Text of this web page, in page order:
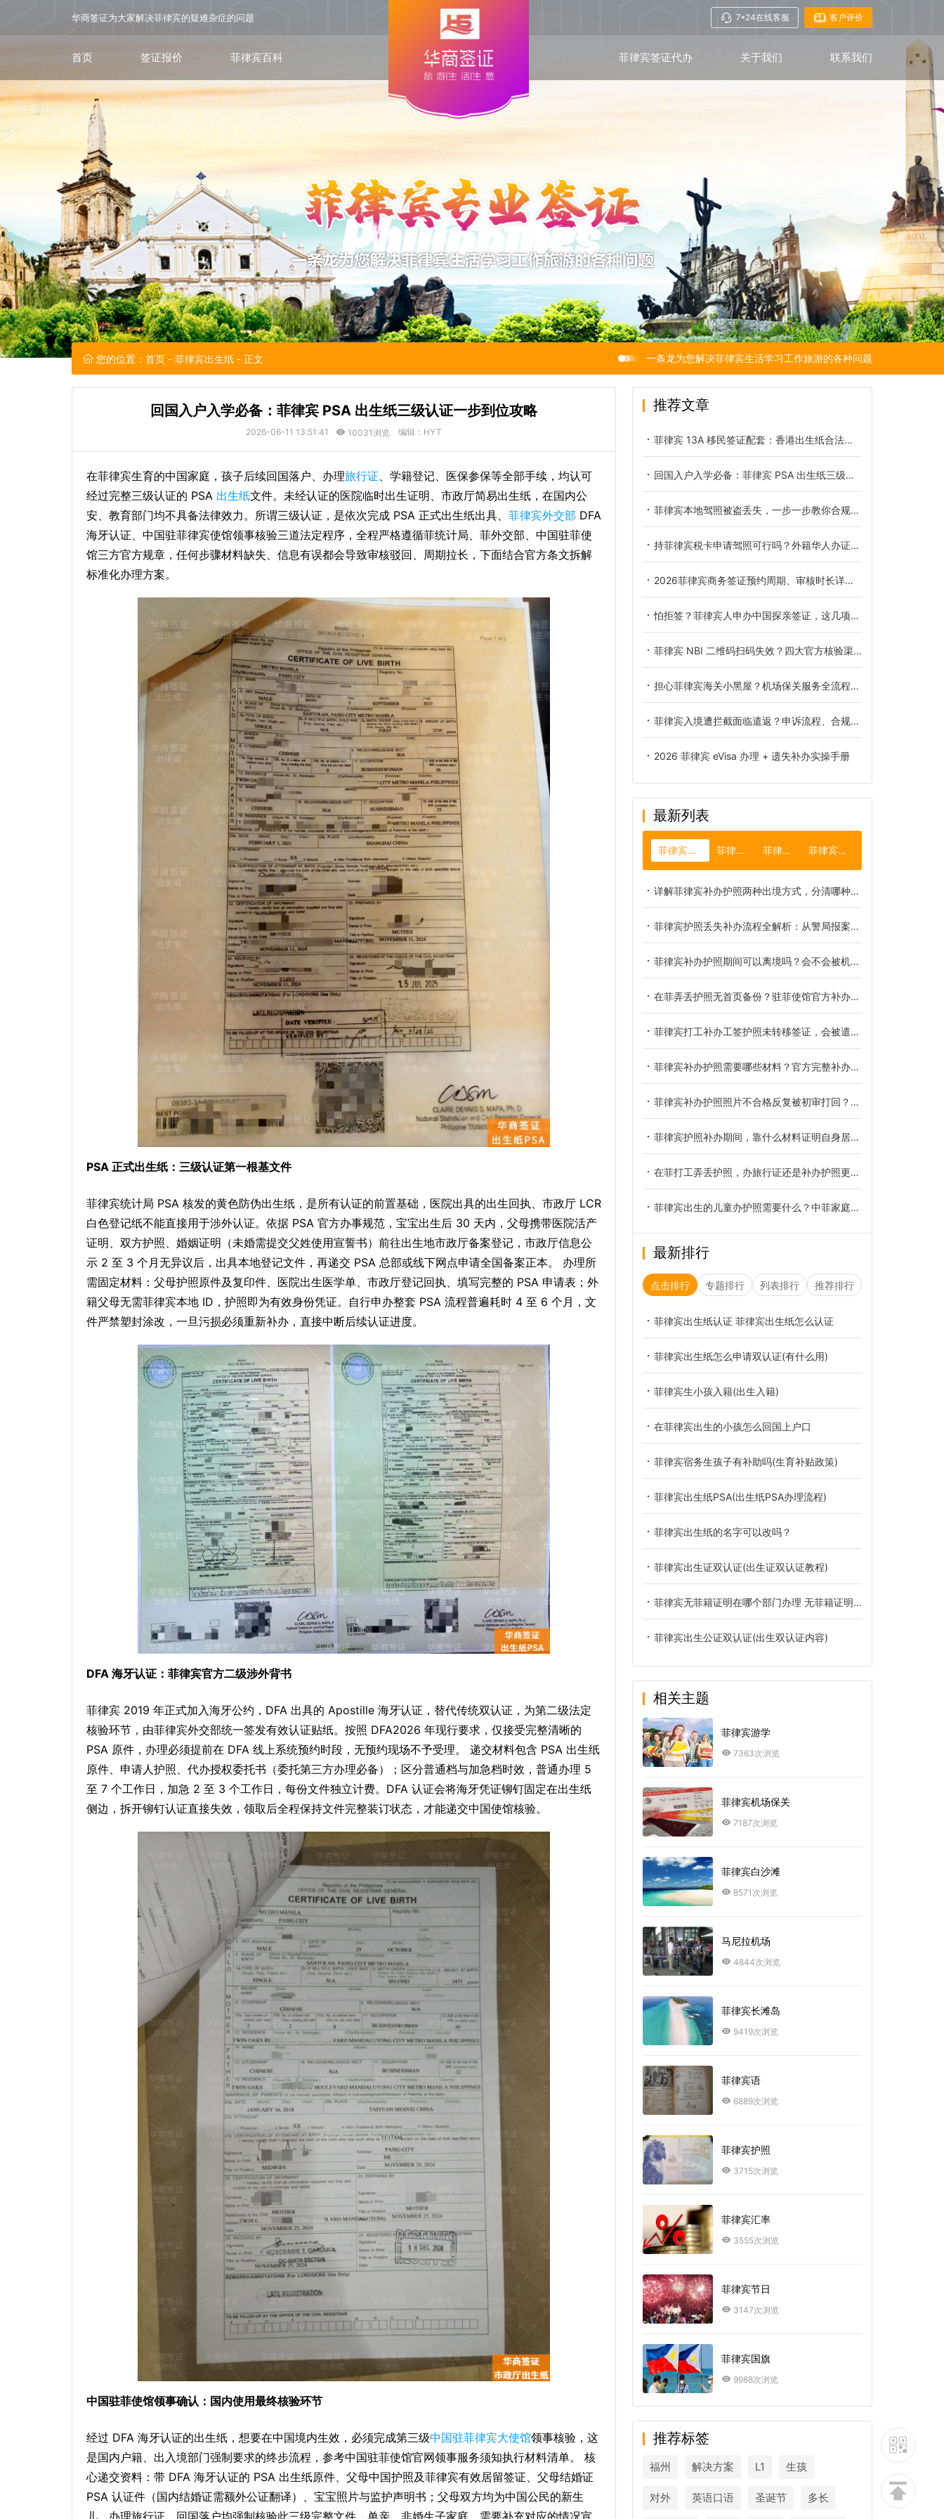
华商签证为大家解决菲律宾的疑难杂症的问题 7*24在线客服 客户评价
首页 签证报价 菲律宾百科 菲律宾签证代办 关于我们 联系我们
您的位置： 首页 - 菲律宾出生纸 - 正文 一条龙为您解决菲律宾生活学习工作旅游的各种问题
回国入户入学必备：菲律宾 PSA 出生纸三级认证一步到位攻略
2026-06-11 13:51:41 10031浏览 编辑：HYT
在菲律宾生育的中国家庭，孩子后续回国落户、办理旅行证、学籍登记、医保参保等全部手续，均认可
经过完整三级认证的 PSA 出生纸文件。未经认证的医院临时出生证明、市政厅简易出生纸，在国内公
安、教育部门均不具备法律效力。所谓三级认证，是依次完成 PSA 正式出生纸出具、 菲律宾外交部 DFA
海牙认证、中国驻菲律宾使馆领事核验三道法定程序，全程严格遵循菲统计局、菲外交部、中国驻菲使
馆三方官方规章，任何步骤材料缺失、信息有误都会导致审核驳回、周期拉长，下面结合官方条文拆解
标准化办理方案。
PSA 正式出生纸：三级认证第一根基文件
菲律宾统计局 PSA 核发的黄色防伪出生纸，是所有认证的前置基础，医院出具的出生回执、市政厅 LCR
白色登记纸不能直接用于涉外认证。依据 PSA 官方办事规范，宝宝出生后 30 天内，父母携带医院活产
证明、双方护照、婚姻证明（未婚需提交父姓使用宣誓书）前往出生地市政厅备案登记，市政厅信息公
示 2 至 3 个月无异议后，出具本地登记文件，再递交 PSA 总部或线下网点申请全国备案正本。 办理所
需固定材料：父母护照原件及复印件、医院出生医学单、市政厅登记回执、填写完整的 PSA 申请表；外
籍父母无需菲律宾本地 ID，护照即为有效身份凭证。自行申办整套 PSA 流程普遍耗时 4 至 6 个月，文
件严禁塑封涂改，一旦污损必须重新补办，直接中断后续认证进度。
DFA 海牙认证：菲律宾官方二级涉外背书
菲律宾 2019 年正式加入海牙公约，DFA 出具的 Apostille 海牙认证，替代传统双认证，为第二级法定
核验环节，由菲律宾外交部统一签发有效认证贴纸。按照 DFA2026 年现行要求，仅接受完整清晰的
PSA 原件，办理必须提前在 DFA 线上系统预约时段，无预约现场不予受理。 递交材料包含 PSA 出生纸
原件、申请人护照、代办授权委托书（委托第三方办理必备）；区分普通档与加急档时效，普通办理 5
至 7 个工作日，加急 2 至 3 个工作日，每份文件独立计费。DFA 认证会将海牙凭证铆钉固定在出生纸
侧边，拆开铆钉认证直接失效，领取后全程保持文件完整装订状态，才能递交中国使馆核验。
中国驻菲使馆领事确认：国内使用最终核验环节
经过 DFA 海牙认证的出生纸，想要在中国境内生效，必须完成第三级中国驻菲律宾大使馆领事核验，这
是国内户籍、出入境部门强制要求的终步流程，参考中国驻菲使馆官网领事服务须知执行材料清单。 核
心递交资料：带 DFA 海牙认证的 PSA 出生纸原件、父母中国护照及菲律宾有效居留签证、父母结婚证
PSA 认证件（国内结婚证需额外公证翻译）、宝宝照片与监护声明书；父母双方均为中国公民的新生
推荐文章
菲律宾 13A 移民签证配套：香港出生纸合法认证完整指南
回国入户入学必备：菲律宾 PSA 出生纸三级认证一步到位攻略
菲律宾本地驾照被盗丢失，一步一步教你合规补办
持菲律宾税卡申请驾照可行吗？外籍华人办证条件全梳理
2026菲律宾商务签证预约周期、审核时长详细说明
怕拒签？菲律宾人申办中国探亲签证，这几项核查要点缺一不可
菲律宾 NBI 二维码扫码失效？四大官方核验渠道完整整理
担心菲律宾海关小黑屋？机场保关服务全流程详解
菲律宾入境遭拦截面临遣返？申诉流程、合规保关、黑名单解除权威详解
2026 菲律宾 eVisa 办理 + 遗失补办实操手册
最新列表
菲律宾补办护照 菲律宾货币 菲律宾拳王 菲律宾碧瑶市
详解菲律宾补办护照两种出境方式，分清哪种不会被机场拦截？
菲律宾护照丢失补办流程全解析：从警局报案到签证转移的完整闭环
菲律宾补办护照期间可以离境吗？会不会被机场边检拦下
在菲弄丢护照无首页备份？驻菲使馆官方补办方法详解
菲律宾打工补办工签护照未转移签证，会被遣返吗？
菲律宾补办护照需要哪些材料？官方完整补办流程详解
菲律宾补办护照照片不合格反复被初审打回？全套解决办法汇总
菲律宾护照补办期间，靠什么材料证明自身居留身份？
在菲打工弄丢护照，办旅行证还是补办护照更合适
菲律宾出生的儿童办护照需要什么？中菲家庭材料清单与办理路径全解析
最新排行
点击排行 专题排行 列表排行 推荐排行
菲律宾出生纸认证 菲律宾出生纸怎么认证
菲律宾出生纸怎么申请双认证(有什么用)
菲律宾生小孩入籍(出生入籍)
在菲律宾出生的小孩怎么回国上户口
菲律宾宿务生孩子有补助吗(生育补贴政策)
菲律宾出生纸PSA(出生纸PSA办理流程)
菲律宾出生纸的名字可以改吗？
菲律宾出生证双认证(出生证双认证教程)
菲律宾无菲籍证明在哪个部门办理 无菲籍证明有什么用处
菲律宾出生公证双认证(出生双认证内容)
相关主题
菲律宾游学
7363次浏览
菲律宾机场保关
7187次浏览
菲律宾白沙滩
8571次浏览
马尼拉机场
4844次浏览
菲律宾长滩岛
9419次浏览
菲律宾语
6889次浏览
菲律宾护照
3715次浏览
菲律宾汇率
3555次浏览
菲律宾节日
3147次浏览
菲律宾国旗
9988次浏览
推荐标签
福州 解决方案 L1 生孩
对外 英语口语 圣诞节 多长